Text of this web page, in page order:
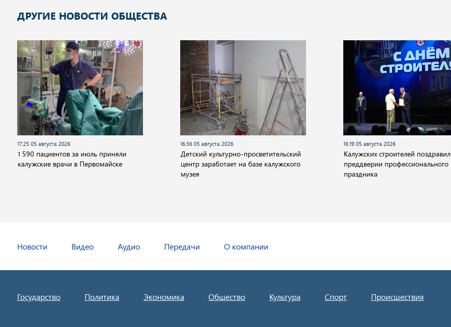
ДРУГИЕ НОВОСТИ ОБЩЕСТВА
17:25 05 августа 2026
1 590 пациентов за июль приняли
калужские врачи в Первомайске
16:36 05 августа 2026
Детский культурно-просветительский
центр заработает на базе калужского
музея
16:19 05 августа 2026
Калужских строителей
преддверии профессионального
праздника
Новости Видео Аудио Передачи О компании
Государство Политика Экономика Общество Культура Спорт Происшествия